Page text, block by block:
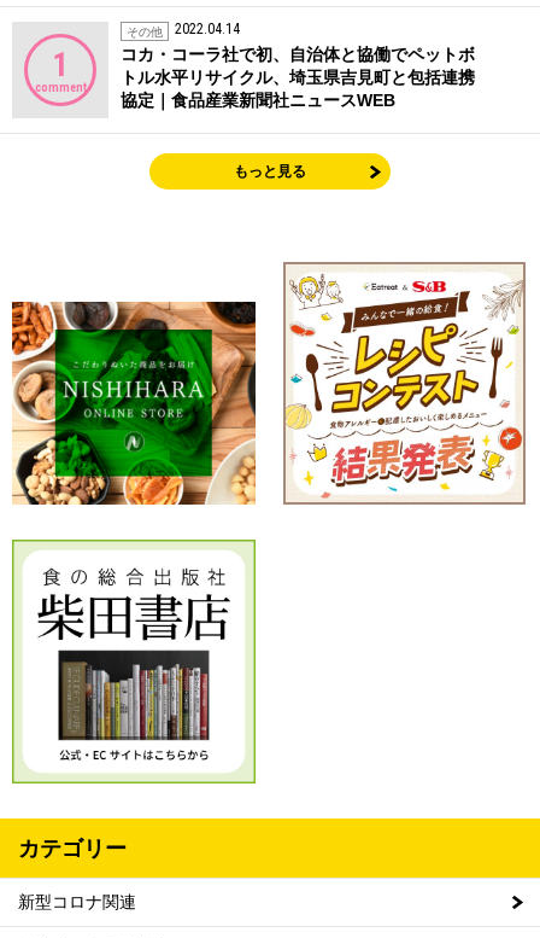
1
comment
その他 2022.04.14
コカ・コーラ社で初、自治体と協働でペットボ
トル水平リサイクル、埼玉県吉見町と包括連携
協定｜食品産業新聞社ニュースWEB
もっと見る
カテゴリー
新型コロナ関連